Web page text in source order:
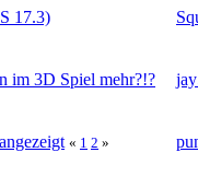
17.3)
im 3D Spiel mehr?!?
« 1 2 »